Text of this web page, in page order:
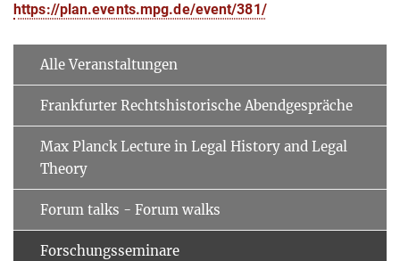
https://plan.events.mpg.de/event/381/
Alle Veranstaltungen
Frankfurter Rechtshistorische Abendgespräche
Max Planck Lecture in Legal History and Legal
Theory
Forum talks - Forum walks
Forschungsseminare